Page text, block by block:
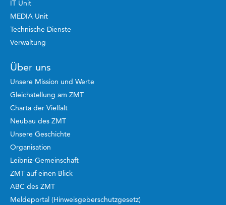
IT Unit
MEDIA Unit
Technische Dienste
Verwaltung
Über uns
Unsere Mission und Werte
Gleichstellung am ZMT
Charta der Vielfalt
Neubau des ZMT
Unsere Geschichte
Organisation
Leibniz-Gemeinschaft
ZMT auf einen Blick
ABC des ZMT
Meldeportal (Hinweisgeberschutzgesetz)